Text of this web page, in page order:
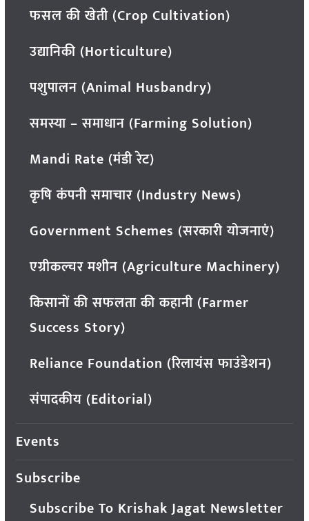
फसल की खेती (Crop Cultivation)
उद्यानिकी (Horticulture)
पशुपालन (Animal Husbandry)
समस्या – समाधान (Farming Solution)
Mandi Rate (मंडी रेट)
कृषि कंपनी समाचार (Industry News)
Government Schemes (सरकारी योजनाएं)
एग्रीकल्चर मशीन (Agriculture Machinery)
किसानों की सफलता की कहानी (Farmer
Success Story)
Reliance Foundation (रिलायंस फाउंडेशन)
संपादकीय (Editorial)
Events
Subscribe
Subscribe To Krishak Jagat Newsletter